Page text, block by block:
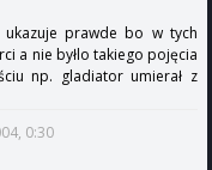
prawde bo w tych
a nie byłlo takiego pojęcia
np. gladiator umierał z
0:30